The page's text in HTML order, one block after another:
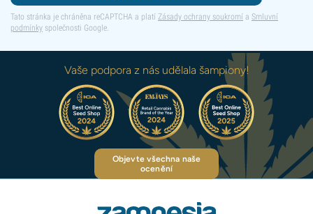
Tato stránka je chráněna reCAPTCHA a platí Zásady ochrany soukromí a Smluvní
podmínky společnosti Google.
Vaše podpora z nás udělala šampiony!
Objevte všechna naše
ocenění